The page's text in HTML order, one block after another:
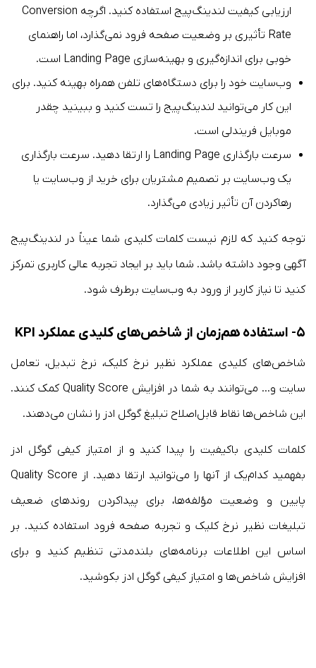
ارزیابی کیفیت لندینگ‌پیج استفاده کنید. اگرچه Conversion
Rate تأثیری بر وضعیت صفحه فرود نمی‌گذارد، اما راهنمای
خوبی برای اندازه‌گیری و بهینه‌سازی Landing Page است.
وب‌سایت خود را برای دستگاه‌های تلفن همراه بهینه کنید. برای
این کار می‌توانید لندینگ‌پیج را تست کنید و ببینید چقدر
موبایل فریندلی است.
سرعت بارگذاری Landing Page را ارتقا دهید. سرعت بارگذاری
یک وب‌سایت بر تصمیم مشتریان برای خرید از وب‌سایت یا
رهاکردن آن تأثیر زیادی می‌گذارد.
توجه کنید که لازم نیست کلمات کلیدی شما عیناً در لندینگ‌پیج
آگهی وجود داشته باشد. شما باید بر ایجاد تجربه عالی کاربری تمرکز
کنید تا نیاز کاربر از ورود به وب‌سایت برطرف شود.
۵- استفاده هم‌زمان از شاخص‌های کلیدی عملکرد KPI
شاخص‌های کلیدی عملکرد نظیر نرخ کلیک، نرخ تبدیل، تعامل
سایت و… می‌توانند به شما در افزایش Quality Score کمک کنند.
این شاخص‌ها نقاط قابل‌اصلاح تبلیغ گوگل ادز را نشان می‌دهند.
کلمات کلیدی باکیفیت را پیدا کنید و از امتیاز کیفی گوگل ادز
بفهمید کدام‌یک از آنها را می‌توانید ارتقا دهید. از Quality Score
پایین و وضعیت مؤلفه‌ها، برای پیداکردن روندهای ضعیف
تبلیغات نظیر نرخ کلیک و تجربه صفحه فرود استفاده کنید. بر
اساس این اطلاعات برنامه‌های بلندمدتی تنظیم کنید و برای
افزایش شاخص‌ها و امتیاز کیفی گوگل ادز بکوشید.